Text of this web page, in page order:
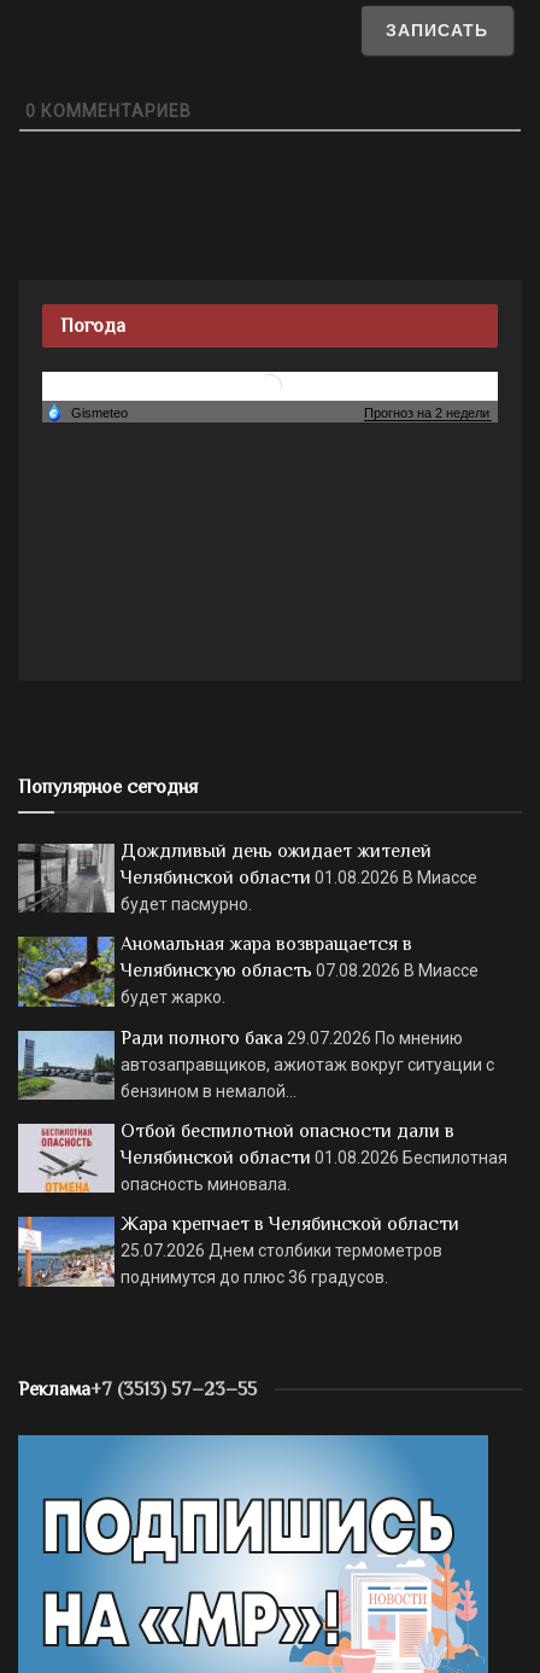
0 КОММЕНТАРИЕВ
Погода
Популярное сегодня
Дождливый день ожидает жителей
Челябинской области 01.08.2026 В Миассе
будет пасмурно.
Аномальная жара возвращается в
Челябинскую область 07.08.2026 В Миассе
будет жарко.
Ради полного бака 29.07.2026 По мнению
автозаправщиков, ажиотаж вокруг ситуации с
бензином в немалой…
Отбой беспилотной опасности дали в
Челябинской области 01.08.2026 Беспилотная
опасность миновала.
Жара крепчает в Челябинской области
25.07.2026 Днем столбики термометров
поднимутся до плюс 36 градусов.
Реклама+7 (3513) 57–23–55